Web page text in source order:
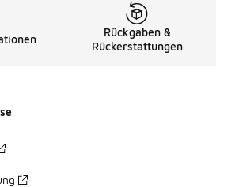
Rückgaben &
Rückerstattungen